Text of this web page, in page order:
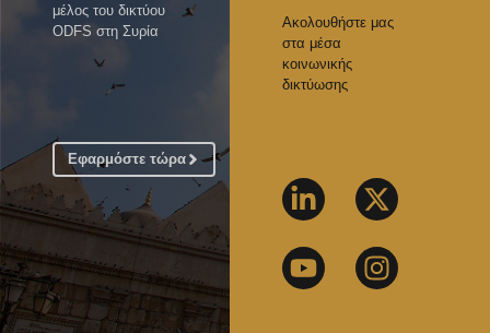
μέλος του δικτύου
ODFS στη Συρία
Εφαρμόστε τώρα
Ακολουθήστε μας
στα μέσα
κοινωνικής
δικτύωσης